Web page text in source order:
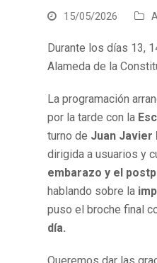
15/05/2026
Durante los días 13,
Alameda de la
La programación
por la tarde con la
turno de Juan Javier
dirigida a usuarios y
embarazo y el
hablando sobre la
puso el broche final
día.